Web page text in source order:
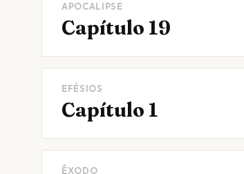
APOCALIPSE
Capítulo 19
EFÉSIOS
Capítulo 1
ÊXODO